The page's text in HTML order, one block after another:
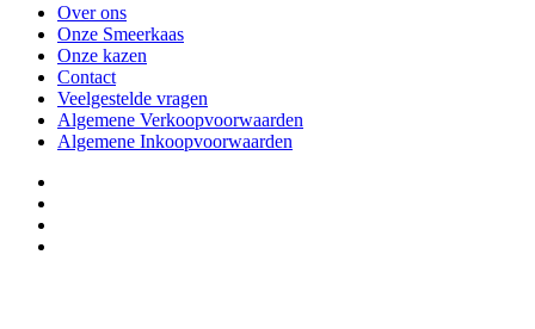
Over ons
Onze Smeerkaas
Onze kazen
Contact
Veelgestelde vragen
Algemene Verkoopvoorwaarden
Algemene Inkoopvoorwaarden